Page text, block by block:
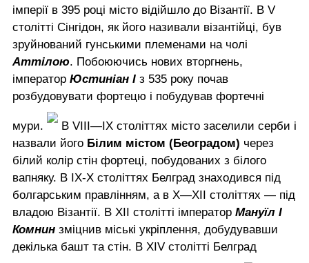
імперії в 395 році місто відійшло до Візантії. В V
столітті Сінгідон, як його називали візантійці, був
зруйнований гунськими племенами на чолі
Аттілою. Побоюючись нових вторгнень,
імператор Юстиніан I з 535 року почав
розбудовувати фортецю і побудував фортечні
мури.
В VIII—IX століттях місто заселили серби і
назвали його Білим містом (Београдом) через
білий колір стін фортеці, побудованих з білого
вапняку. В IX-X століттях Белград знаходився під
болгарським правлінням, а в X—XII століттях — під
владою Візантії. В XII столітті імператор Мануїл I
Комнин зміцнив міські укріплення, добудувавши
декілька башт та стін. В XIV столітті Белград